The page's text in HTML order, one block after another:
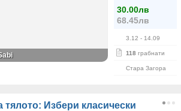
30.00лв
68.45лв
3.12 - 14.09
118 грабнати
Стара Загора
тялото: Избери класически